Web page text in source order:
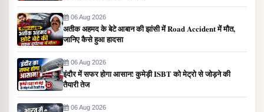
06 Aug 2026
अतीक अहमद के बेटे आबान की झांसी में Road Accident में मौत,
जानिए कैसे हुआ हादसा
06 Aug 2026
इंदौर में सफर होगा आसान! कुमेड़ी ISBT को मेट्रो से जोड़ने की
तैयारी तेज
06 Aug 2026